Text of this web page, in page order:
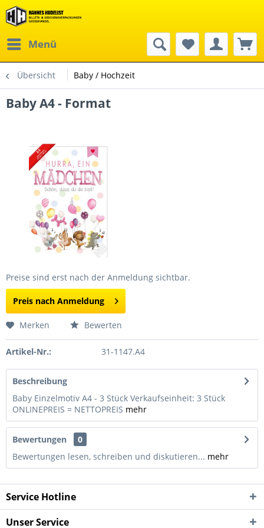
Menü
Übersicht Baby / Hochzeit
Baby A4 - Format
Preise sind erst nach der Anmeldung sichtbar.
Preis nach Anmeldung
Merken Bewerten
Artikel-Nr.: 31-1147.A4
Beschreibung
Baby Einzelmotiv A4 - 3 Stück Verkaufseinheit: 3 Stück
ONLINEPREIS = NETTOPREIS mehr
Bewertungen
0
Bewertungen lesen, schreiben und diskutieren... mehr
Service Hotline
Unser Service